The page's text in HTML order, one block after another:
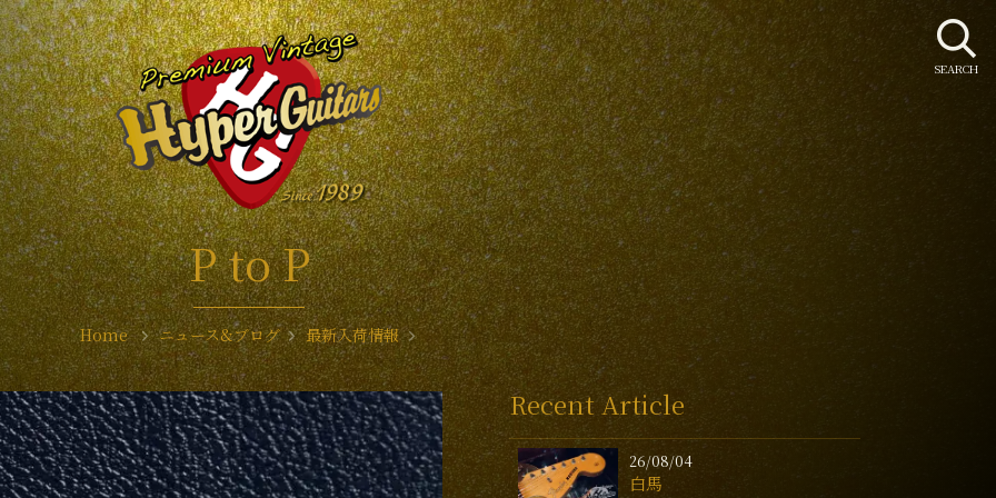
P to P
Home ニュース&ブログ 最新入荷情報
Recent Article
26/08/04
白馬
SEARCH